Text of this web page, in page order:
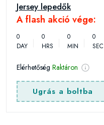
Jersey lepedők
A flash akció vége:
0
DAY
0
HRS
0
MIN
0
SEC
Elérhetőség Raktáron
Ugrás a boltba